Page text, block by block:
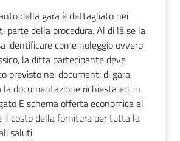
della gara è dettagliato nei
parte della procedura. Al di là se la
identificare come noleggio ovvero
la ditta partecipante deve
previsto nei documenti di gara,
documentazione richiesta ed, in
E schema offerta economica al
il costo della fornitura per tutta la
saluti